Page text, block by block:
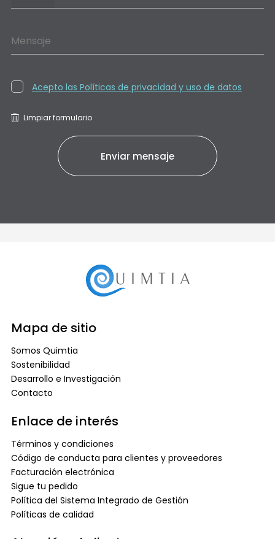
Mensaje
Acepto las Políticas de privacidad y uso de datos
Limpiar formulario
Mapa de sitio
Somos Quimtia
Sostenibilidad
Desarrollo e Investigación
Contacto
Enlace de interés
Términos y condiciones
Código de conducta para clientes y proveedores
Facturación electrónica
Sigue tu pedido
Política del Sistema Integrado de Gestión
Políticas de calidad